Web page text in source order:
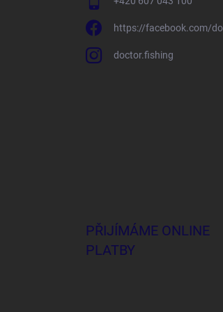
https://facebook.com/
doctor.fishing
PŘIJÍMÁME ONLINE
PLATBY